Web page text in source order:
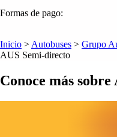
Formas de pago:
Inicio > Autobuses > Grupo
AUS Semi-directo
Conoce más